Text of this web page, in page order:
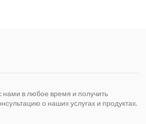
нами в любое время и получить
о наших услугах и продуктах.